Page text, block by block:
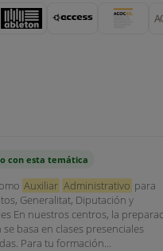
con esta temática
Auxiliar Administrativo para
Generalitat, Diputación y
En nuestros centros, la
basa en clases presenciales
Para tu formación...